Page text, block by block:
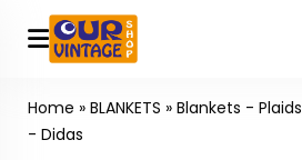
Home » BLANKETS » Blankets - Plaids
- Didas